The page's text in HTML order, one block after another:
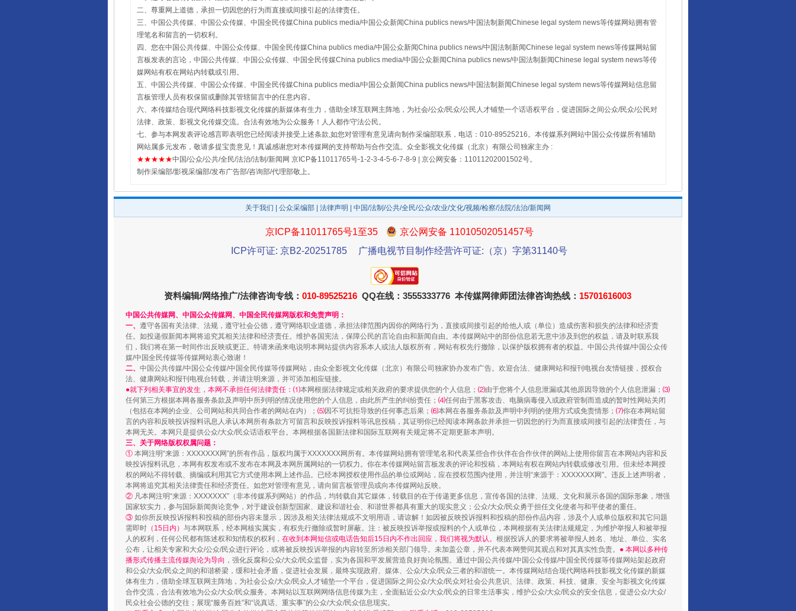
二、尊重网上道德，承担一切因您的行为而直接或间接引起的法律责任。
三、中国公共传媒、中国公众传媒、中国全民传媒China publics media/中国公众新闻China publics news/中国法制新闻Chinese legal system news等传媒网站拥有管
理笔名和留言的一切权利。
四、您在中国公共传媒、中国公众传媒、中国全民传媒China publics media/中国公众新闻China publics news/中国法制新闻Chinese legal system news等传媒网站留
言板发表的言论，中国公共传媒、中国公众传媒、中国全民传媒China publics media/中国公众新闻China publics news/中国法制新闻Chinese legal system news等传
媒网站有权在网站内转载或引用。
五、中国公共传媒、中国公众传媒、中国全民传媒China publics media/中国公众新闻China publics news/中国法制新闻Chinese legal system news等传媒网站信息留
言板管理人员有权保留或删除其管辖留言中的任意内容。
六、本传媒结合现代网络科技影视文化传媒的新媒体有生力，借助全球互联网主阵地，为社会/公众/民众/公民人才铺垫一个话语权平台，促进国际之间公众/民众/公民对
法律、政策、影视文化传媒交流。合法有效地为公众服务！人人都作守法公民。
七、参与本网发表评论感言即表明您已经阅读并接受上述条款,如您对管理有意见请向制作采编部联系，电话：010-89525216。本传媒系列网站中国公众传媒所有辅助
网站属多元发布，敬请多提宝贵意见！真诚感谢您对本传媒网的支持帮助与合作交流。众全影视文化传媒（北京）有限公司独家主办 :
★★★★★中国/公众/公共/全民/法治/法制/新闻网 京ICP备11011765号-1-2-3-4-5-6-7-8-9 | 京公网安备：11011202001502号。
制作采编部/影视采编部/发布广告部/咨询部/代理部敬上。
关于我们 公众采编部 法律声明 | 中国/法制/公共/全民/公众/农业/文化/视频/检察/法院/法治/新闻网
京ICP备11011765号1至35
京公网安备 11010502051457号
ICP许可证: 京B2-20251785
广播电视节目制作经营许可证:（京）字第31140号
资料编辑/网络推广/法律咨询专线： 010-89525216 QQ在线：3555333776 本传媒网律师团法律咨询热线： 15701616003
中国公共传媒网、中国公众传媒网、中国全民传媒网版权和免责声明：
一、 遵守各国有关法律、法规，遵守社会公德，遵守网络职业道德，承担法律范围内因你的网络行为，直接或间接引起的给他人或（单位）造成伤害和损失的法律和经济责
任。如投递假新闻本网将追究其相关法律和经济责任。维护各国宪法，保障公民的言论自由和新闻自由。本传媒网站中的部份信息若无意中涉及到您的权益，请及时联系我
们，我们将在第一时间作出反映或更正。特请来函来电说明本网站提供内容系本人或法人版权所有，网站有权先行撤除，以保护版权拥有者的权益。中国公共传媒/中国公众传
媒/中国全民传媒等传媒网站衷心致谢！
二、 中国公共传媒/中国公众传媒/中国全民传媒等传媒网站，由众全影视文化传媒（北京）有限公司独家协办发布广告。欢迎合法、健康网站和报刊电视台友情链接，授权合
法、健康网站和报刊电视台转载，并请注明来源，并可添加相应链接。
●就下列相关事宜的发生，本网不承担任何法律责任：⑴本网根据法律规定或相关政府的要求提供您的个人信息； ⑵由于您将个人信息泄漏或其他原因导致的个人信息泄漏； ⑶
任何第三方根据本网各服务条款及声明中所列明的情况使用您的个人信息，由此所产生的纠纷责任； ⑷任何由于黑客攻击、电脑病毒侵入或政府管制而造成的暂时性网站关闭
（包括在本网的企业、公司网站和共同合作者的网站在内）； ⑸因不可抗拒导致的任何事态后果； ⑹本网在各服务条款及声明中列明的使用方式或免责情形； ⑺你在本网站留
言的内容和反映投诉报料讯息人承认本网所有条款方可留言和反映投诉报料等讯息投稿，其证明你已经阅读本网条款并承担一切因您的行为而直接或间接引起的法律责任，与
本网无关。本网只是提供公众/大众/民众话语权平台。本网根据各国新法律和国际互联网有关规定将不定期更新本声明。
三、关于网络版权权属问题：
① 本网注明“来源：XXXXXXX网”的所有作品，版权均属于XXXXXXX网所有。本传媒网站拥有管理笔名和代表某些合作伙伴在合作伙伴的网站上使用你留言在本网站内容和反
映投诉报料讯息，本网有权发布或不发布在本网及本网所属网站的一切权力。你在本传媒网站留言板发表的评论和投稿，本网站有权在网站内转载或修改引用。但未经本网授
权的网站不得转载、摘编或利用其它方式使用本网上述作品。已经本网授权使用作品的单位或网站，应在授权范围内使用，并注明“来源于：XXXXXXX网”。违反上述声明者，
本网将追究其相关法律责任和经济责任。如您对管理有意见，请向留言板管理员或向本传媒网站反映。
② 凡本网注明“来源：XXXXXXX”（非本传媒系列网站）的作品，均转载自其它媒体，转载目的在于传递更多信息，宣传各国的法律、法规、文化和展示各国的国际形象，增强
国家软实力，参与国际新闻舆论竞争，对于建设创新型国家、建设和谐社会、和谐世界都具有重大的现实意义；公众/大众/民众勇于担任文化使者与和平使者的重任。
③ 如你所反映投诉报料和投稿的部份内容未显示，因涉及相关法律法规或不文明用语，请谅解！如因被反映投诉报料和投稿的部份作品内容，涉及个人或单位版权和其它问题
需即时 （15日内） 与本网联系，经本网核实属实，有权先行撤除或暂时屏蔽。注：被反映投诉举报或报料的个人或单位，本网根据有关法律法规规定，为维护举报人和被举报
人的权利，任何公民都有陈述权和知情权的权利， 在收到本网短信或电话告知后15日内不作出回应，我们将视为默认。 根据投诉人的要求将被举报人姓名、地址、单位、实名
公布，让相关专家和大众/公众/民众进行评论，或将被反映投诉举报的内容转至所涉相关部门领导。未加盖公章，并不代表本网赞同其观点和对其真实性负责。 ● 本网以多种传
播形式传播主流传媒舆论为导向 ，强化反腐和公众/大众/民众监督，实为各国和平发展营造良好舆论氛围。通过中国公共传媒/中国公众传媒/中国全民传媒等传媒网站架起政府
和公众/大众/民众之间的和谐桥梁，缓和社会矛盾，促进社会发展，最终实现政府、媒体、公众/大众/民众三者的和谐统一。本传媒网站结合现代网络科技影视文化传媒的新媒
体有生力，借助全球互联网主阵地，为社会公众/大众/民众人才铺垫一个平台，促进国际之间公众/大众/民众对社会公共意识、法律、政策、科技、健康、安全与影视文化传媒
合作交流，合法有效地为公众/大众/民众服务。本网站以互联网网络信息传媒为主，全面贴近公众/大众/民众的日常生活事实，维护公众/大众/民众的安全信息，促进公众/大众/
民众社会公德的交往；展现“服务百姓”和“说真话、重实事”的公众/大众/民众信息现实。